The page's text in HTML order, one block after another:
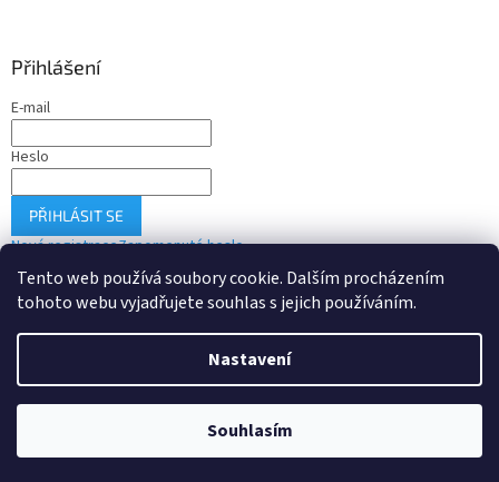
Tento web používá soubory cookie. Dalším procházením
tohoto webu vyjadřujete souhlas s jejich používáním.
Nastavení
Souhlasím
Přihlášení
E-mail
Heslo
PŘIHLÁSIT SE
Nová registraceZapomenuté heslo
Copyright 2026Drobné-elektro.cz. Všechna práva vyhrazena.
Upravit nastavení cookies